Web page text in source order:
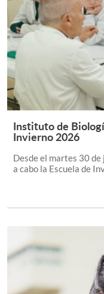
Instituto de
Invierno 2026
Desde el martes 30
a cabo la Escuela de